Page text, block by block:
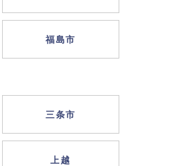
福島市
三条市
上越